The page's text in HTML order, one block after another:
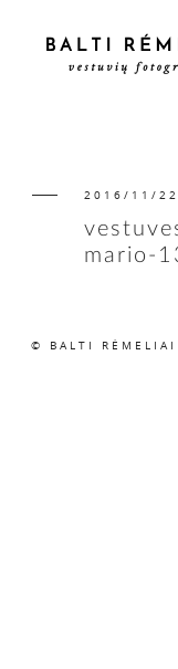
PAGRINDINIS
ISTORIJOS
2016/11/22
mario-
© BALTI RĖMELIAI